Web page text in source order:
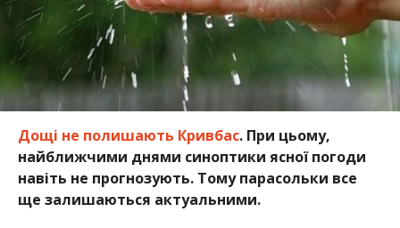
Дощі не полишають Кривбас. При цьому,
найближчими днями синоптики ясної погоди
навіть не прогнозують. Тому парасольки все
ще залишаються актуальними.